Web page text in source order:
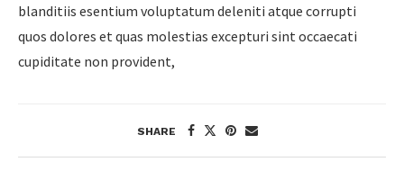
blanditiis esentium voluptatum deleniti atque corrupti
quos dolores et quas molestias excepturi sint occaecati
cupiditate non provident,
SHARE